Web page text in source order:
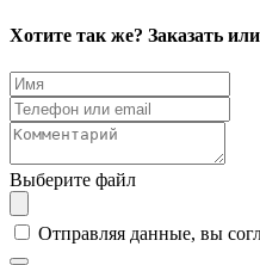
Хотите так же? Заказать или
Выберите файл
Отправляя данные, вы